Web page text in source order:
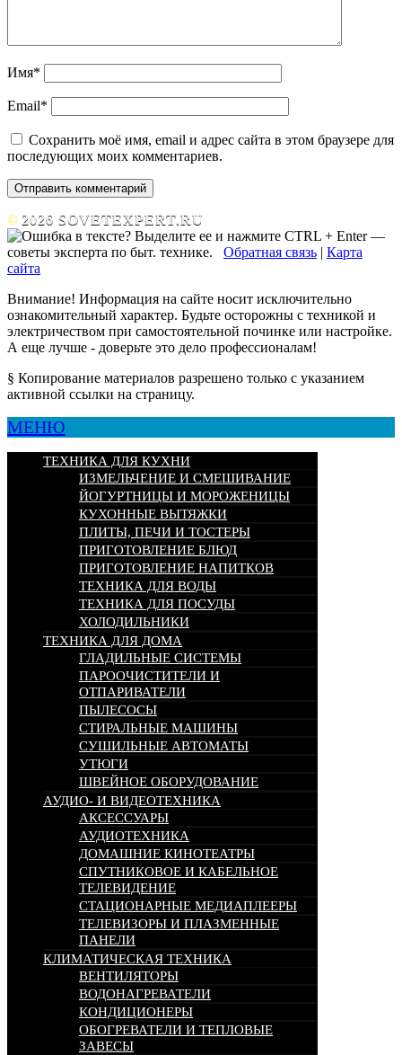
Имя*
Email*
Сохранить моё имя, email и адрес сайта в этом браузере для
последующих моих комментариев.
© 2026 SOVETEXPERT.RU
—
советы эксперта по быт. технике.
Обратная связь | Карта
сайта
Внимание! Информация на сайте носит исключительно
ознакомительный характер. Будьте осторожны с техникой и
электричеством при самостоятельной починке или настройке.
А еще лучше - доверьте это дело профессионалам!
§ Копирование материалов разрешено только с указанием
активной ссылки на страницу.
МЕНЮ
ТЕХНИКА ДЛЯ КУХНИ
ИЗМЕЛЬЧЕНИЕ И СМЕШИВАНИЕ
ЙОГУРТНИЦЫ И МОРОЖЕНИЦЫ
КУХОННЫЕ ВЫТЯЖКИ
ПЛИТЫ, ПЕЧИ И ТОСТЕРЫ
ПРИГОТОВЛЕНИЕ БЛЮД
ПРИГОТОВЛЕНИЕ НАПИТКОВ
ТЕХНИКА ДЛЯ ВОДЫ
ТЕХНИКА ДЛЯ ПОСУДЫ
ХОЛОДИЛЬНИКИ
ТЕХНИКА ДЛЯ ДОМА
ГЛАДИЛЬНЫЕ СИСТЕМЫ
ПАРООЧИСТИТЕЛИ И
ОТПАРИВАТЕЛИ
ПЫЛЕСОСЫ
СТИРАЛЬНЫЕ МАШИНЫ
СУШИЛЬНЫЕ АВТОМАТЫ
УТЮГИ
ШВЕЙНОЕ ОБОРУДОВАНИЕ
АУДИО- И ВИДЕОТЕХНИКА
АКСЕССУАРЫ
АУДИОТЕХНИКА
ДОМАШНИЕ КИНОТЕАТРЫ
СПУТНИКОВОЕ И КАБЕЛЬНОЕ
ТЕЛЕВИДЕНИЕ
СТАЦИОНАРНЫЕ МЕДИАПЛЕЕРЫ
ТЕЛЕВИЗОРЫ И ПЛАЗМЕННЫЕ
ПАНЕЛИ
КЛИМАТИЧЕСКАЯ ТЕХНИКА
ВЕНТИЛЯТОРЫ
ВОДОНАГРЕВАТЕЛИ
КОНДИЦИОНЕРЫ
ОБОГРЕВАТЕЛИ И ТЕПЛОВЫЕ
ЗАВЕСЫ